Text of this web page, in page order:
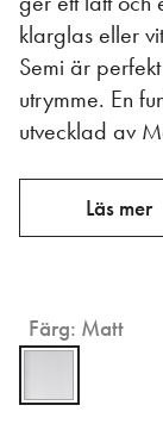
klarglas eller
Semi är
utrymme. En
utvecklad av
Läs mer
Färg: Matt